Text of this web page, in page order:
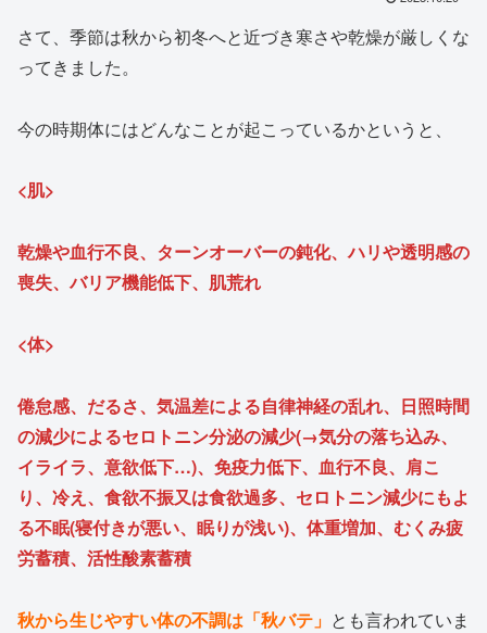
さて、季節は秋から初冬へと近づき寒さや乾燥が厳しくな
ってきました。
今の時期体にはどんなことが起こっているかというと、
<肌>
乾燥や血行不良、ターンオーバーの鈍化、ハリや透明感の
喪失、バリア機能低下、肌荒れ
<体>
倦怠感、だるさ、気温差による自律神経の乱れ、日照時間
の減少によるセロトニン分泌の減少(→気分の落ち込み、
イライラ、意欲低下…)、免疫力低下、血行不良、肩こ
り、冷え、食欲不振又は食欲過多、セロトニン減少にもよ
る不眠(寝付きが悪い、眠りが浅い)、体重増加、むくみ疲
労蓄積、活性酸素蓄積
秋から生じやすい体の不調は「秋バテ」 とも言われていま